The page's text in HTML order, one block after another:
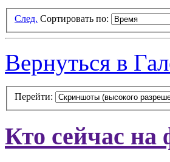
След. Сортировать по:
Вернуться в
Перейти:
Кто сейчас на